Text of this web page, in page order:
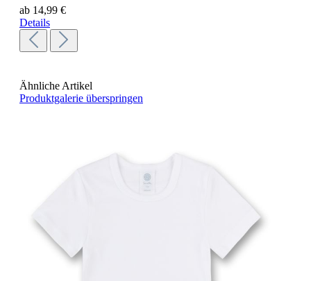
ab 14,99 €
Details
Ähnliche Artikel
Produktgalerie überspringen